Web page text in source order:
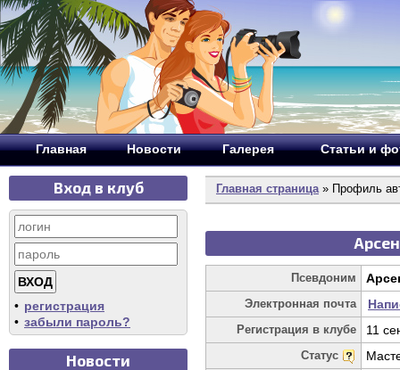
Главная Новости Галерея Статьи и
Вход в клуб
• регистрация
• забыли пароль?
Новости
Главная страница» Профиль
Псевдоним
Электронная почта
Регистрация в клубе 11
Статус